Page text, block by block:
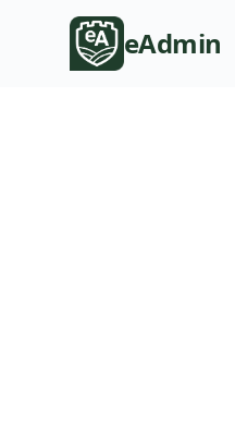
eAdmin